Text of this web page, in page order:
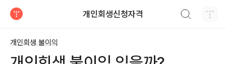
개인회생신청자격
개인회생 불이익